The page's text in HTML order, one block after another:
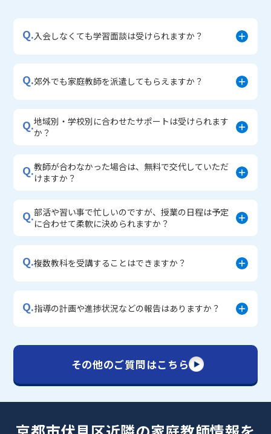
・学習習慣定着コース
Q.入会しなくても学習面談は受けられますか？
Q.郊外でも家庭教師を派遣してもらえますか？
Q.地域別・学校別に合わせたサポートは受けられます
か？
Q.教師が合わなかった場合は、無料で交代していただ
けますか？
Q.部活や習い事で忙しいのですが、授業の日程は予定
に合わせて柔軟に決められますか？
Q.複数教科を受講することはできますか？
Q.指導の計画や進捗状況などの報告はありますか？
その他のご質問はこちら